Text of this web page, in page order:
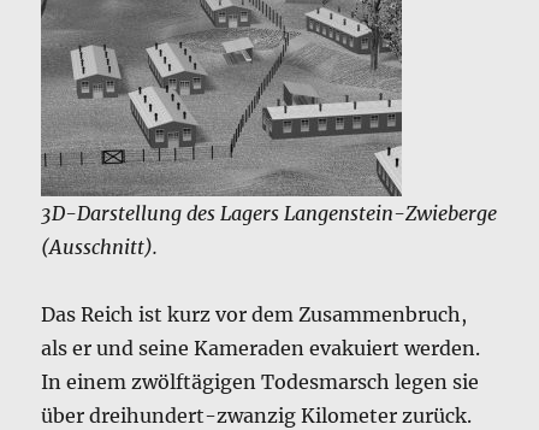
3D-Darstellung des Lagers Langenstein-Zwieberge
(Ausschnitt).
Das Reich ist kurz vor dem Zusammenbruch,
als er und seine Kameraden evakuiert werden.
In einem zwölftägigen Todesmarsch legen sie
über dreihundert-zwanzig Kilometer zurück.